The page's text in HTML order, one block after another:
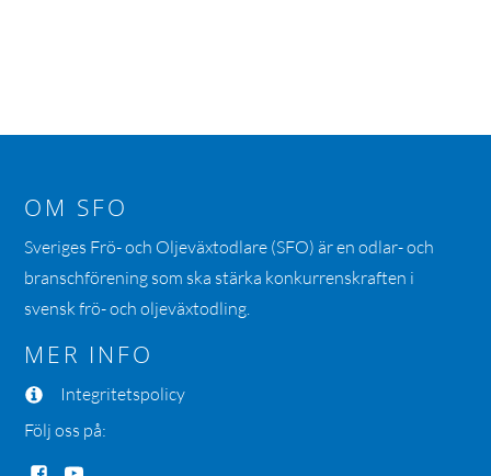
OM SFO
Sveriges Frö- och Oljeväxtodlare (SFO) är en odlar- och
branschförening som ska stärka konkurrenskraften i
svensk frö- och oljeväxtodling.
MER INFO
Integritetspolicy
Följ oss på: